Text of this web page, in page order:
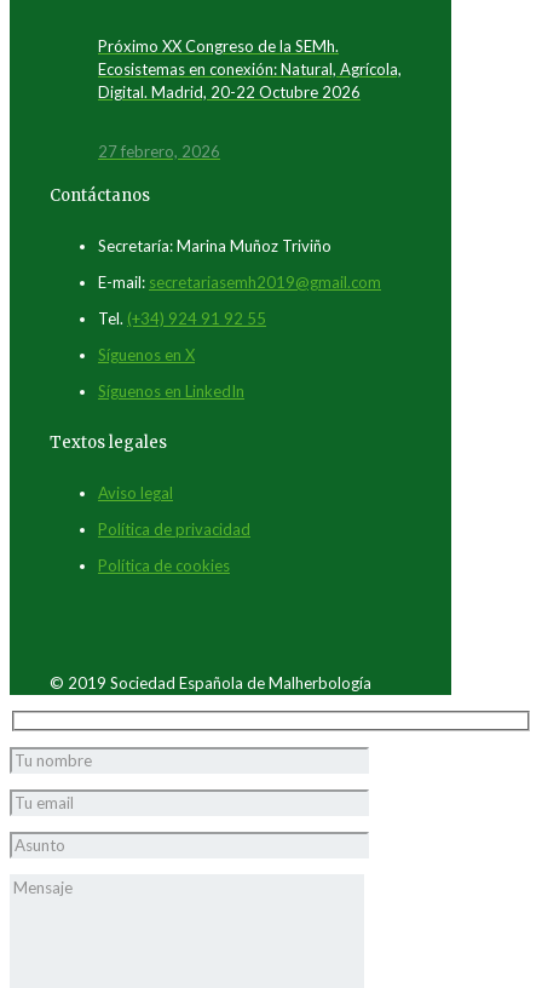
Próximo XX Congreso de la SEMh.
Ecosistemas en conexión: Natural, Agrícola,
Digital. Madrid, 20-22 Octubre 2026
27 febrero, 2026
Contáctanos
Secretaría: Marina Muñoz Triviño
E-mail: secretariasemh2019@gmail.com
Tel. (+34) 924 91 92 55
Síguenos en X
Síguenos en LinkedIn
Textos legales
Aviso legal
Política de privacidad
Política de cookies
© 2019 Sociedad Española de Malherbología